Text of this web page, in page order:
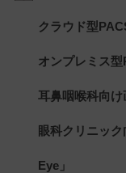
クラウド型
オンプレミス型
耳鼻咽喉科向け
眼科クリニッ
Eye」